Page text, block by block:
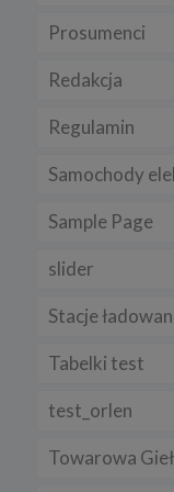
Prosumenci
Redakcja
Regulamin
Samochody
Sample Page
slider
Stacje
Tabelki test
test_orlen
Towarowa
Chrome, Firefox, Safari
technologii może
Niniejsza Polityka
zamieszczenie w
Regulamin serwisu